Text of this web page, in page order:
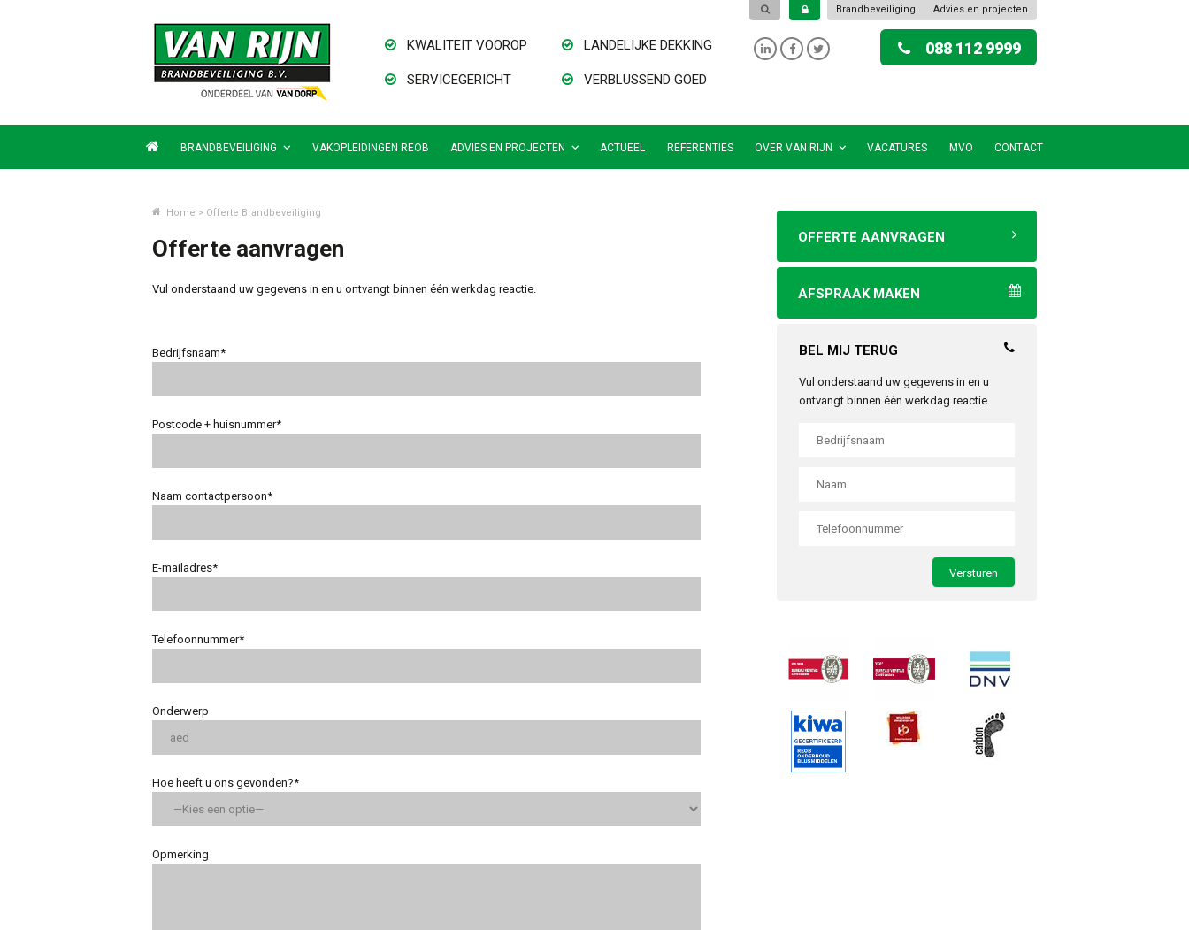
Brandbeveiliging Advies en projecten
KWALITEIT VOOROP LANDELIJKE DEKKING
SERVICEGERICHT VERBLUSSEND GOED
088 112 9999
BRANDBEVEILIGING VAKOPLEIDINGEN REOB ADVIES EN PROJECTEN ACTUEEL REFERENTIES OVER VAN RIJN VACATURES MVO CONTACT
Home > Offerte Brandbeveiliging
Offerte aanvragen
Vul onderstaand uw gegevens in en u ontvangt binnen één werkdag reactie.
Bedrijfsnaam*
Postcode + huisnummer*
Naam contactpersoon*
E-mailadres*
Telefoonnummer*
Onderwerp
Hoe heeft u ons gevonden?*
Opmerking
OFFERTE AANVRAGEN
AFSPRAAK MAKEN
BEL MIJ TERUG
Vul onderstaand uw gegevens in en u
ontvangt binnen één werkdag reactie.